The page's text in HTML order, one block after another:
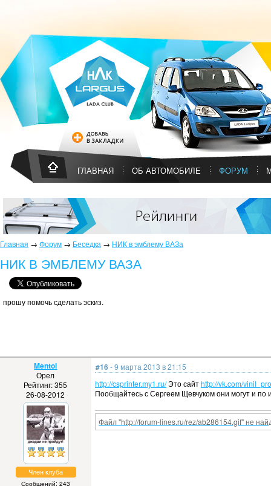
ГЛАВНАЯ ОБ АВТОМОБИЛЕ ФОРУМ
Главная → Форум → Беседка → НИК в эмблему ВАЗа
НИК В ЭМБЛЕМУ ВАЗА
прошу помочь сделать эскиз.
Mentol
Орел
Рейтинг: 355
26-08-2012
Член клуба
Сообщений: 243
#16- 9 марта 2013 в 21:15
http://csprinter.my1.ru/Это сайтhttp://vk.com/
Пообщайтесь с Сергеем Щевчуком они могут и по
Файл "http://forum-lines.ru/rez/ab286154.gif" не